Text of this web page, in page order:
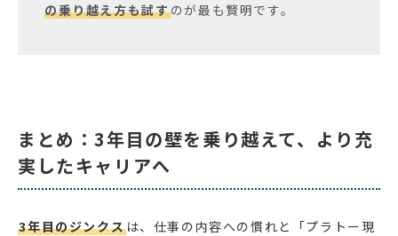
の乗り越え方も試すのが最も賢明です。
まとめ：3年目の壁を乗り越えて、より充
実したキャリアへ
3年目のジンクスは、仕事の内容への慣れと「プラトー現